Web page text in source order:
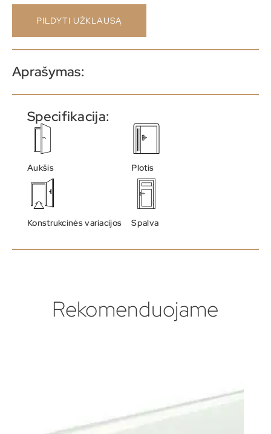
PILDYTI UŽKLAUSĄ
Aprašymas:
Specifikacija:
Aukšis Plotis
Konstrukcinės variacijos Spalva
Rekomenduojame